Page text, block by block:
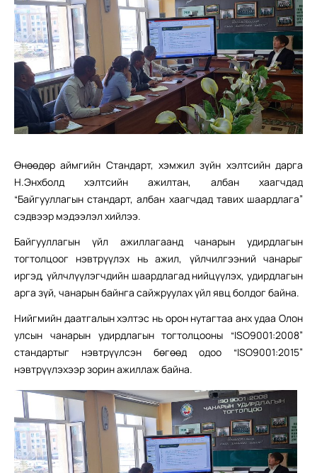
Өнөөдөр аймгийн Стандарт, хэмжил зүйн хэлтсийн дарга
Н.Энхболд хэлтсийн ажилтан, албан хаагчдад
“Байгууллагын стандарт, албан хаагчдад тавих шаардлага”
сэдвээр мэдээлэл хийлээ.
Байгууллагын үйл ажиллагаанд чанарын удирдлагын
тогтолцоог нэвтрүүлэх нь ажил, үйлчилгээний чанарыг
иргэд, үйлчлүүлэгчдийн шаардлагад нийцүүлэх, удирдлагын
арга зүй, чанарын байнга сайжруулах үйл явц болдог байна.
Нийгмийн даатгалын хэлтэс нь орон нутагтаа анх удаа Олон
улсын чанарын удирдлагын тогтолцооны “ISO9001:2008”
стандартыг нэвтрүүлсэн бөгөөд одоо “ISO9001:2015”
нэвтрүүлэхээр зорин ажиллаж байна.